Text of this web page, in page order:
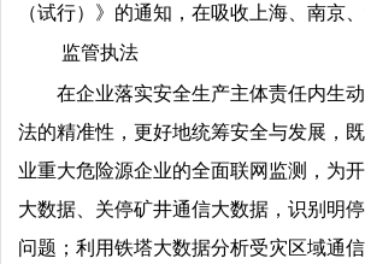
（试行）》的通知，在吸收上海、南京
监管执法
在企业落实安全生产主体责任内生
法的精准性，更好地统筹安全与发展，
业重大危险源企业的全面联网监测，为
大数据、关停矿井通信大数据，识别明
问题；利用铁塔大数据分析受灾区域通